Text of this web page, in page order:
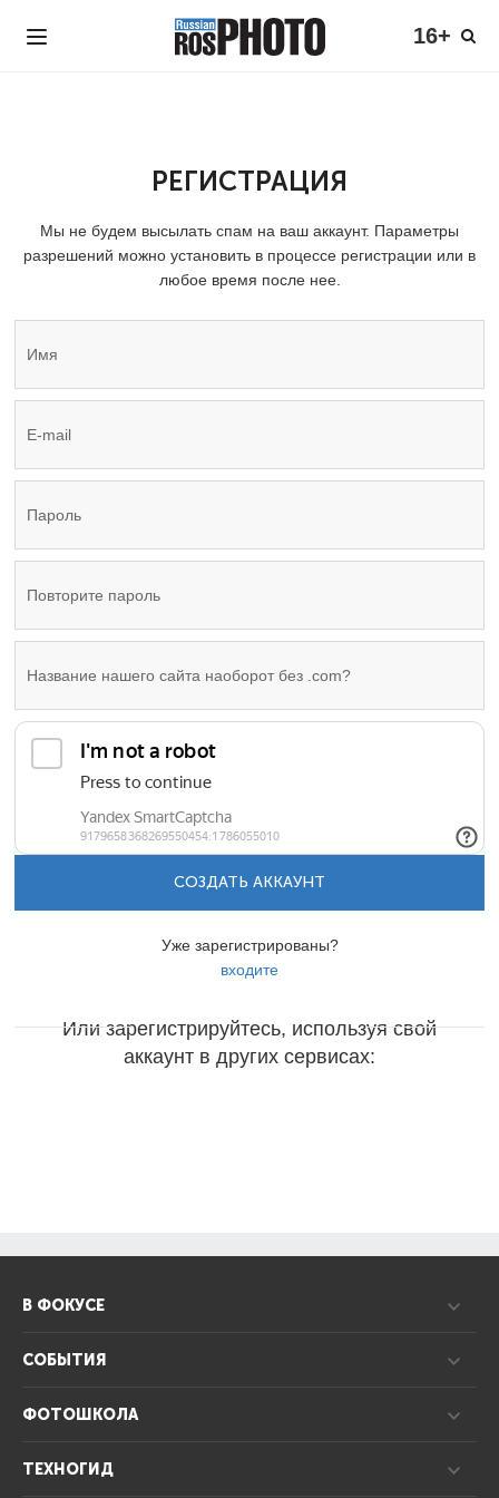
16+
РЕГИСТРАЦИЯ
Мы не будем высылать спам на ваш аккаунт. Параметры
разрешений можно установить в процессе регистрации или в
любое время после нее.
СОЗДАТЬ АККАУНТ
Уже зарегистрированы?
входите
Или зарегистрируйтесь, используя свой
аккаунт в других сервисах:
В ФОКУСЕ
СОБЫТИЯ
ФОТОШКОЛА
ТЕХНОГИД